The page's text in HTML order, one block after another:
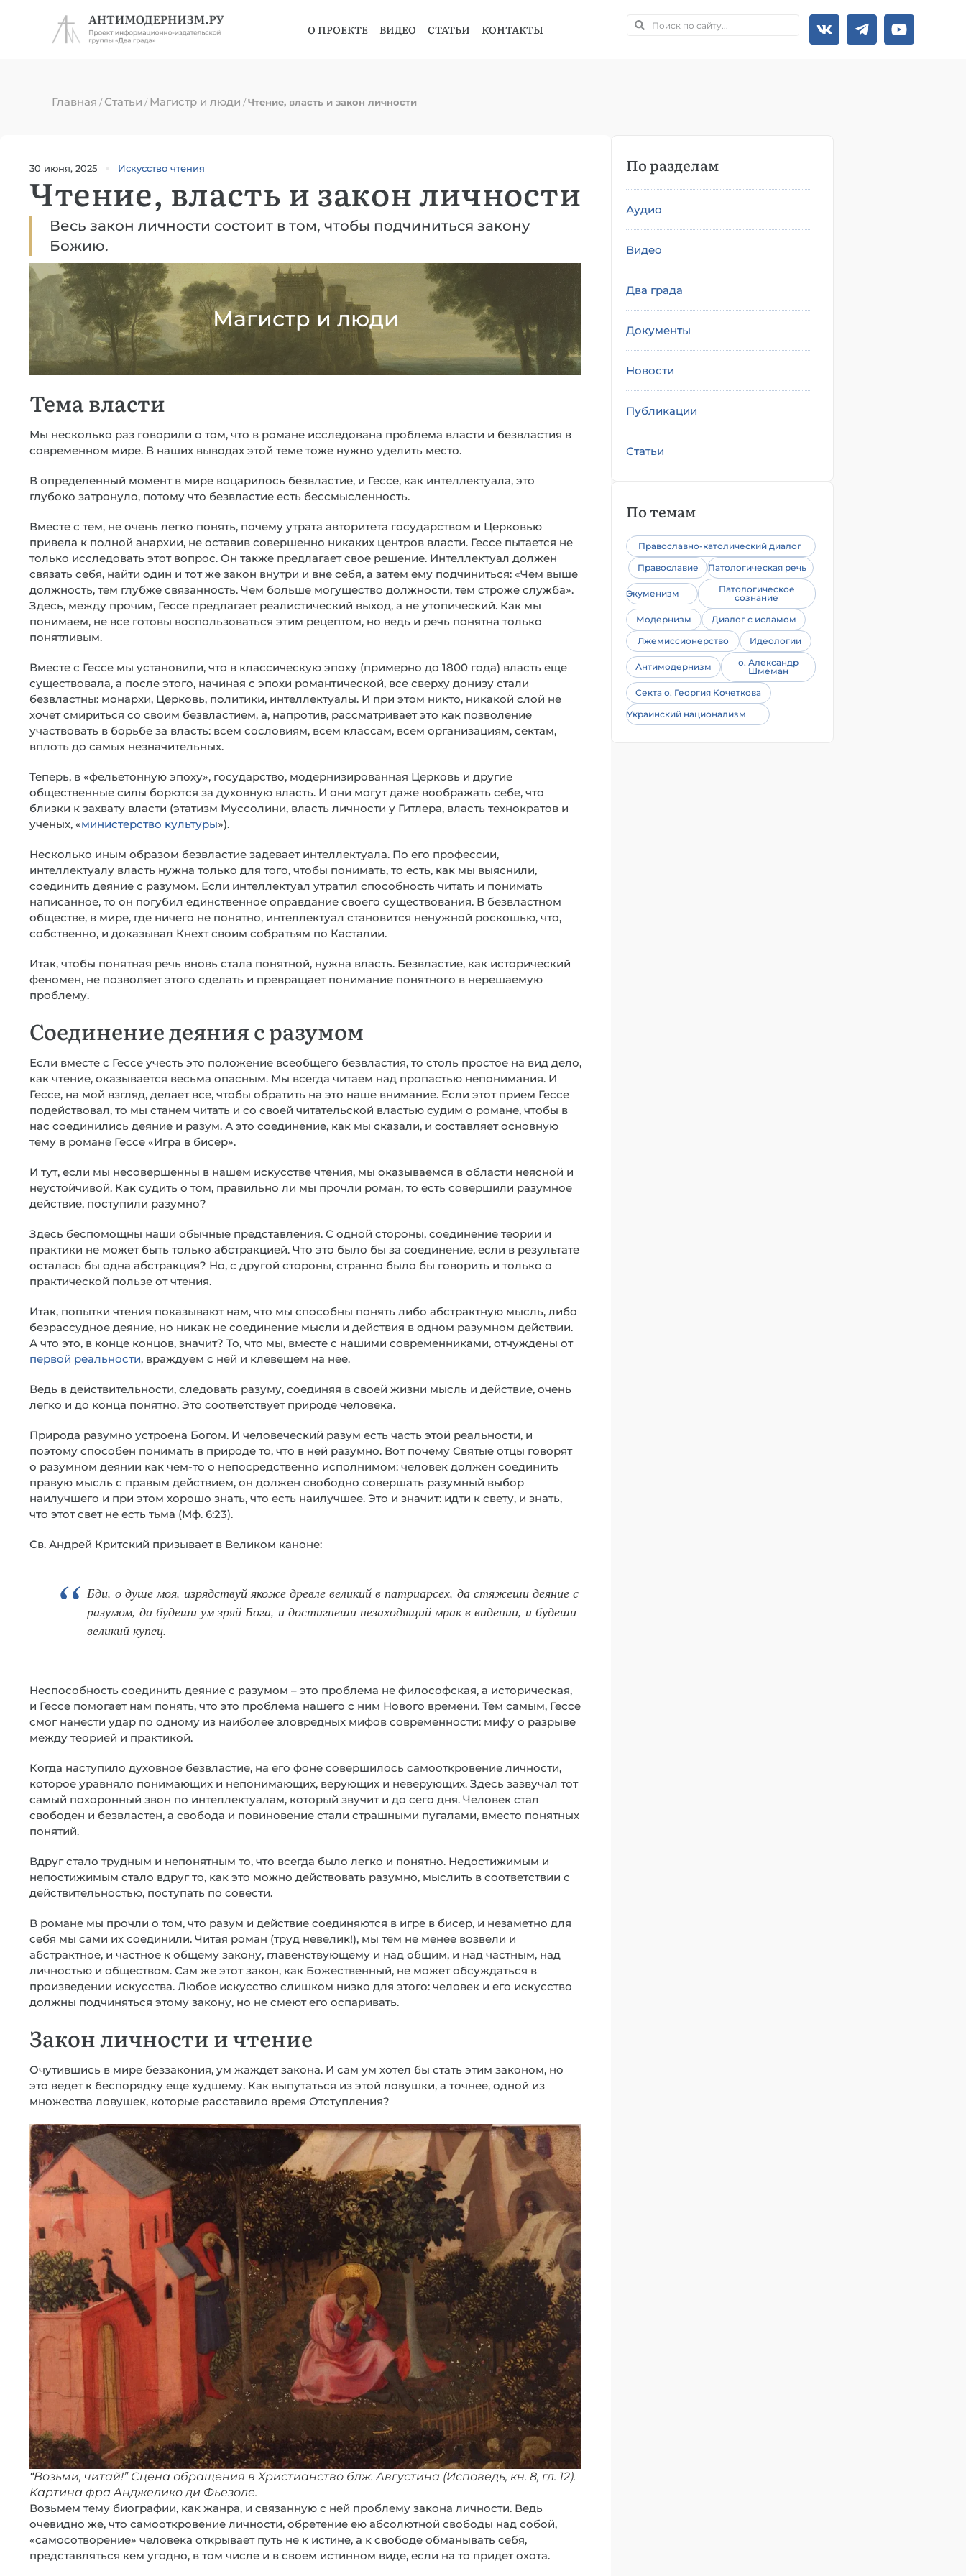
О ПРОЕКТЕ ВИДЕО СТАТЬИ КОНТАКТЫ
Главная /Статьи /Магистр и люди /Чтение, власть и закон личности
30 июня, 2025 Искусство чтения
Чтение, власть и закон личности
Весь закон личности состоит в том, чтобы подчиниться закону
Божию.
Магистр и люди
Тема власти
Мы несколько раз говорили о том, что в романе исследована проблема власти и безвластия в
современном мире. В наших выводах этой теме тоже нужно уделить место.
В определенный момент в мире воцарилось безвластие, и Гессе, как интеллектуала, это
глубоко затронуло, потому что безвластие есть бессмысленность.
Вместе с тем, не очень легко понять, почему утрата авторитета государством и Церковью
привела к полной анархии, не оставив совершенно никаких центров власти. Гессе пытается не
только исследовать этот вопрос. Он также предлагает свое решение. Интеллектуал должен
связать себя, найти один и тот же закон внутри и вне себя, а затем ему подчиниться: «Чем выше
должность, тем глубже связанность. Чем больше могущество должности, тем строже служба».
Здесь, между прочим, Гессе предлагает реалистический выход, а не утопический. Как мы
понимаем, не все готовы воспользоваться этим рецептом, но ведь и речь понятна только
понятливым.
Вместе с Гессе мы установили, что в классическую эпоху (примерно до 1800 года) власть еще
существовала, а после этого, начиная с эпохи романтической, все сверху донизу стали
безвластны: монархи, Церковь, политики, интеллектуалы. И при этом никто, никакой слой не
хочет смириться со своим безвластием, а, напротив, рассматривает это как позволение
участвовать в борьбе за власть: всем сословиям, всем классам, всем организациям, сектам,
вплоть до самых незначительных.
Теперь, в «фельетонную эпоху», государство, модернизированная Церковь и другие
общественные силы борются за духовную власть. И они могут даже воображать себе, что
близки к захвату власти (этатизм Муссолини, власть личности у Гитлера, власть технократов и
ученых, «министерство культуры»).
Несколько иным образом безвластие задевает интеллектуала. По его профессии,
интеллектуалу власть нужна только для того, чтобы понимать, то есть, как мы выяснили,
соединить деяние с разумом. Если интеллектуал утратил способность читать и понимать
написанное, то он погубил единственное оправдание своего существования. В безвластном
обществе, в мире, где ничего не понятно, интеллектуал становится ненужной роскошью, что,
собственно, и доказывал Кнехт своим собратьям по Касталии.
Итак, чтобы понятная речь вновь стала понятной, нужна власть. Безвластие, как исторический
феномен, не позволяет этого сделать и превращает понимание понятного в нерешаемую
проблему.
Соединение деяния с разумом
Если вместе с Гессе учесть это положение всеобщего безвластия, то столь простое на вид дело,
как чтение, оказывается весьма опасным. Мы всегда читаем над пропастью непонимания. И
Гессе, на мой взгляд, делает все, чтобы обратить на это наше внимание. Если этот прием Гессе
подействовал, то мы станем читать и со своей читательской властью судим о романе, чтобы в
нас соединились деяние и разум. А это соединение, как мы сказали, и составляет основную
тему в романе Гессе «Игра в бисер».
И тут, если мы несовершенны в нашем искусстве чтения, мы оказываемся в области неясной и
неустойчивой. Как судить о том, правильно ли мы прочли роман, то есть совершили разумное
действие, поступили разумно?
Здесь беспомощны наши обычные представления. С одной стороны, соединение теории и
практики не может быть только абстракцией. Что это было бы за соединение, если в результате
осталась бы одна абстракция? Но, с другой стороны, странно было бы говорить и только о
практической пользе от чтения.
Итак, попытки чтения показывают нам, что мы способны понять либо абстрактную мысль, либо
безрассудное деяние, но никак не соединение мысли и действия в одном разумном действии.
А что это, в конце концов, значит? То, что мы, вместе с нашими современниками, отчуждены от
первой реальности, враждуем с ней и клевещем на нее.
Ведь в действительности, следовать разуму, соединяя в своей жизни мысль и действие, очень
легко и до конца понятно. Это соответствует природе человека.
Природа разумно устроена Богом. И человеческий разум есть часть этой реальности, и
поэтому способен понимать в природе то, что в ней разумно. Вот почему Святые отцы говорят
о разумном деянии как чем-то о непосредственно исполнимом: человек должен соединить
правую мысль с правым действием, он должен свободно совершать разумный выбор
наилучшего и при этом хорошо знать, что есть наилучшее. Это и значит: идти к свету, и знать,
что этот свет не есть тьма (Мф. 6:23).
Св. Андрей Критский призывает в Великом каноне:
Бди, о душе моя, изрядствуй якоже древле великий в патриарсех, да стяжеши деяние с
разумом, да будеши ум зряй Бога, и достигнеши незаходящий мрак в видении, и будеши
великий купец.
Неспособность соединить деяние с разумом – это проблема не философская, а историческая,
и Гессе помогает нам понять, что это проблема нашего с ним Нового времени. Тем самым, Гессе
смог нанести удар по одному из наиболее зловредных мифов современности: мифу о разрыве
между теорией и практикой.
Когда наступило духовное безвластие, на его фоне совершилось самооткровение личности,
которое уравняло понимающих и непонимающих, верующих и неверующих. Здесь зазвучал тот
самый похоронный звон по интеллектуалам, который звучит и до сего дня. Человек стал
свободен и безвластен, а свобода и повиновение стали страшными пугалами, вместо понятных
понятий.
Вдруг стало трудным и непонятным то, что всегда было легко и понятно. Недостижимым и
непостижимым стало вдруг то, как это можно действовать разумно, мыслить в соответствии с
действительностью, поступать по совести.
В романе мы прочли о том, что разум и действие соединяются в игре в бисер, и незаметно для
себя мы сами их соединили. Читая роман (труд невелик!), мы тем не менее возвели и
абстрактное, и частное к общему закону, главенствующему и над общим, и над частным, над
личностью и обществом. Сам же этот закон, как Божественный, не может обсуждаться в
произведении искусства. Любое искусство слишком низко для этого: человек и его искусство
должны подчиняться этому закону, но не смеют его оспаривать.
Закон личности и чтение
Очутившись в мире беззакония, ум жаждет закона. И сам ум хотел бы стать этим законом, но
это ведет к беспорядку еще худшему. Как выпутаться из этой ловушки, а точнее, одной из
множества ловушек, которые расставило время Отступления?
“Возьми, читай!” Сцена обращения в Христианство блж. Августина (Исповедь, кн. 8, гл. 12).
Картина фра Анджелико ди Фьезоле.
Возьмем тему биографии, как жанра, и связанную с ней проблему закона личности. Ведь
очевидно же, что самооткровение личности, обретение ею абсолютной свободы над собой,
«самосотворение» человека открывает путь не к истине, а к свободе обманывать себя,
представляться кем угодно, в том числе и в своем истинном виде, если на то придет охота.
По разделам
Аудио
Видео
Два града
Документы
Новости
Публикации
Статьи
По темам
Православно-католический диалог
Православие
Патологическая речь
Экуменизм
Патологическое
сознание
Модернизм
Диалог с исламом
Лжемиссионерство
Идеологии
Антимодернизм
о. Александр
Шмеман
Секта о. Георгия Кочеткова
Украинский национализм